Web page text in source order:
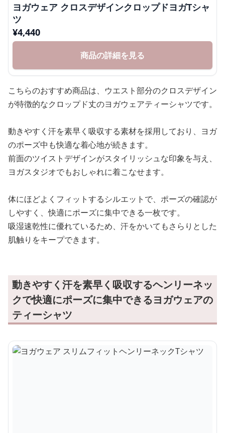
ヨガウェア クロスデザインクロップドヨガTシャ
ツ
¥4,440
商品の詳細を見る
こちらのおすすめ商品は、ウエスト部分のクロスデザイン
が特徴的なクロップド丈のヨガウェアティーシャツです。
動きやすく汗を素早く吸収する素材を採用しており、ヨガ
のポーズ中も快適な着心地が続きます。
前面のツイストデザインがスタイリッシュな印象を与え、
ヨガスタジオでもおしゃれに着こなせます。
体にほどよくフィットするシルエットで、ポーズの確認が
しやすく、快適にポーズに集中できる一枚です。
吸湿速乾性に優れているため、汗をかいてもさらりとした
肌触りをキープできます。
動きやすく汗を素早く吸収するヘンリーネッ
クで快適にポーズに集中できるヨガウェアの
ティーシャツ